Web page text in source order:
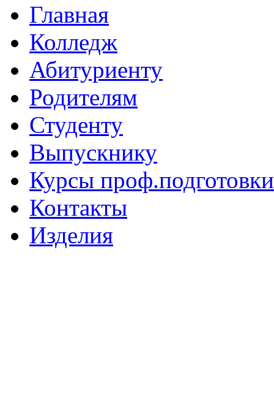
Главная
Колледж
Абитуриенту
Родителям
Студенту
Выпускнику
Курсы проф.подготовки
Контакты
Изделия